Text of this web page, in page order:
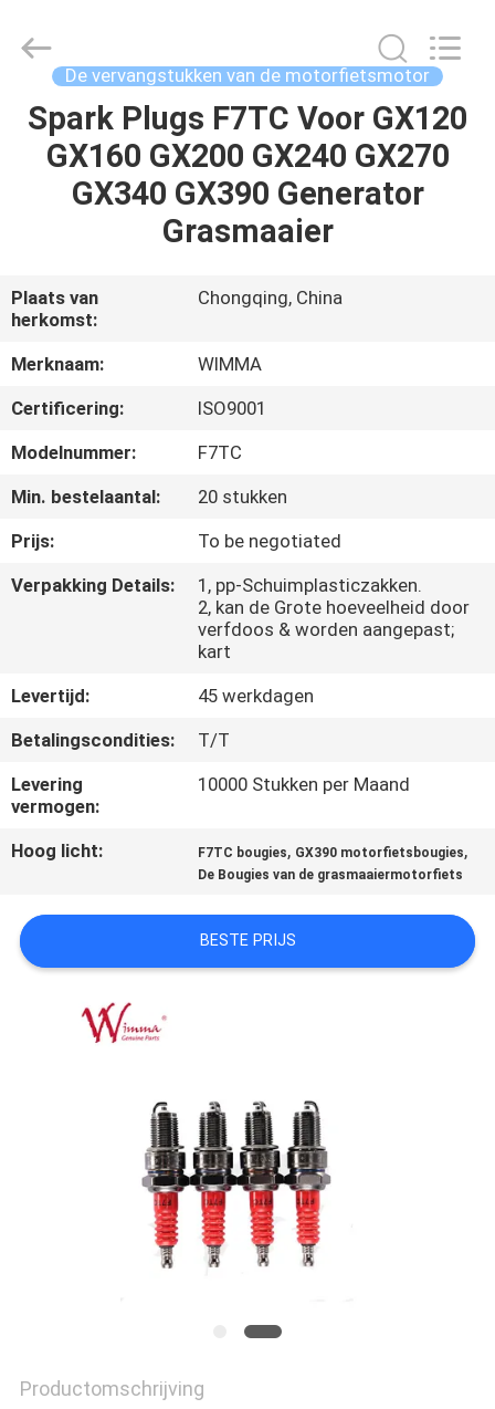
THUIS
PRODUCTEN
OVER
ONS
FABRIEKSTOCHT
KWALITEITSCONTROLE
NIEUWS
EEN
OFFERTE
SITEMAP
PRIVACYBELEID
Spare
Parts
Rights
Reserved.
De vervangstukken van de motorfietsmotor
Spark Plugs F7TC Voor GX120
GX160 GX200 GX240 GX270
GX340 GX390 Generator
Grasmaaier
Plaats van
herkomst:
Chongqing, China
Merknaam:
WIMMA
Certificering:
ISO9001
Modelnummer:
F7TC
Min. bestelaantal:
20 stukken
Prijs:
To be negotiated
Verpakking Details:
1, pp-Schuimplasticzakken.
2, kan de Grote hoeveelheid door
verfdoos & worden aangepast;
kart
Levertijd:
45 werkdagen
Betalingscondities:
T/T
Levering
vermogen:
10000 Stukken per Maand
Hoog licht: F7TC bougies, GX390 motorfietsbougies,
De Bougies van de grasmaaiermotorfiets
BESTE PRIJS
Productomschrijving